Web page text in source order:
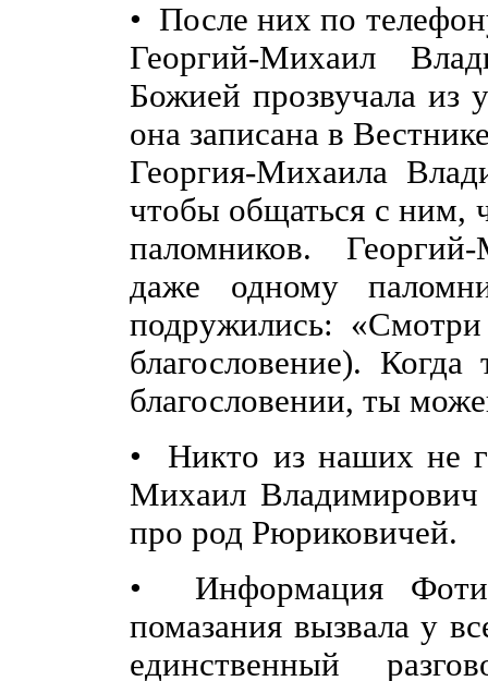
• После них по
Георгий-Михаил
Божией прозвучала из
она записана в
Георгия-Михаила
чтобы общаться с ним,
паломников.
даже одному
подружились:
благословение).
благословении, ты
• Никто из наших не
Михаил Владимирович
про род Рюриковичей.
• Информация
помазания вызвала у
единственный